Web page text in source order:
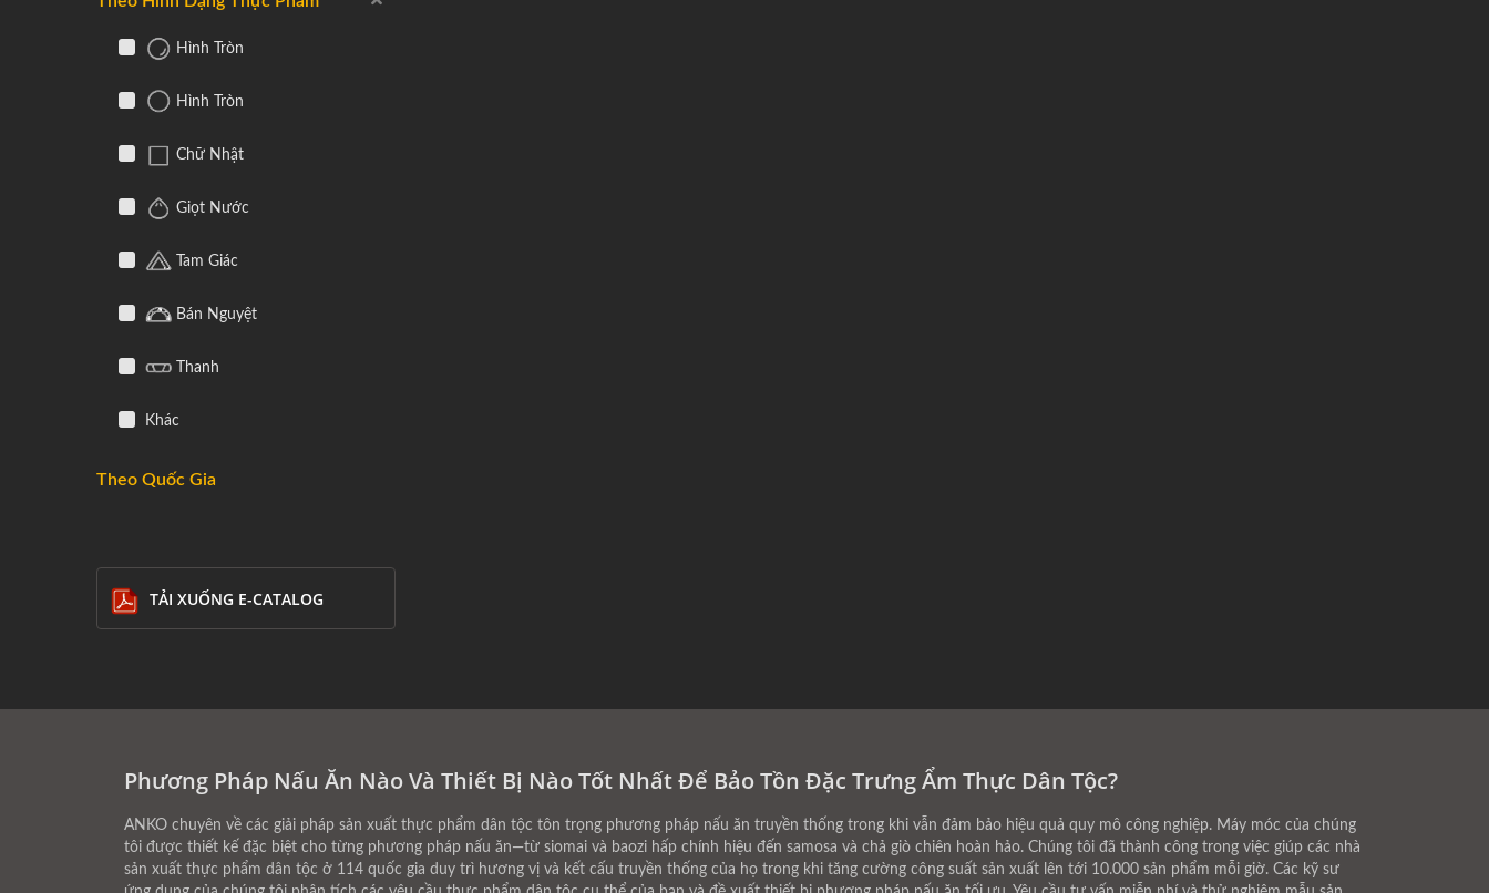
Hình Tròn
Hình Tròn
Chữ Nhật
Giọt Nước
Tam Giác
Bán Nguyệt
Thanh
Khác
Theo Quốc Gia
TẢI XUỐNG E-CATALOG
Phương Pháp Nấu Ăn Nào Và Thiết Bị Nào Tốt Nhất Để Bảo Tồn Đặc Trưng Ẩm Thực Dân Tộc?
ANKO chuyên về các giải pháp sản xuất thực phẩm dân tộc tôn trọng phương pháp nấu ăn truyền thống trong khi vẫn đảm bảo hiệu quả quy mô công nghiệp. Máy móc của chúng
tôi được thiết kế đặc biệt cho từng phương pháp nấu ăn—từ siomai và baozi hấp chính hiệu đến samosa và chả giò chiên hoàn hảo. Chúng tôi đã thành công trong việc giúp các nhà
sản xuất thực phẩm dân tộc ở 114 quốc gia duy trì hương vị và kết cấu truyền thống của họ trong khi tăng cường công suất sản xuất lên tới 10.000 sản phẩm mỗi giờ. Các kỹ sư